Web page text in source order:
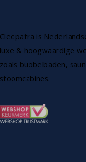
Cleopatra is
luxe & hoogwaardige
zoals bubbelbaden,
stoomcabines.